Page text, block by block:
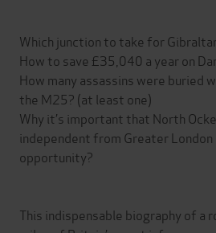
Which junction to take for
How to save £35,040 a year on
How many assassins were buried
the M25? (at least one)
Why it’s important that North
independent from Greater
opportunity?
This indispensable biography of a